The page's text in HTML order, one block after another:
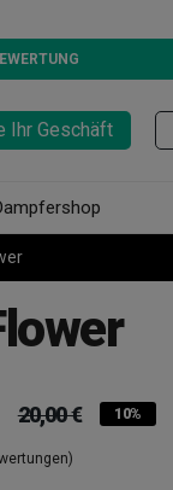
Ihr Geschäft
20,00 € 10%